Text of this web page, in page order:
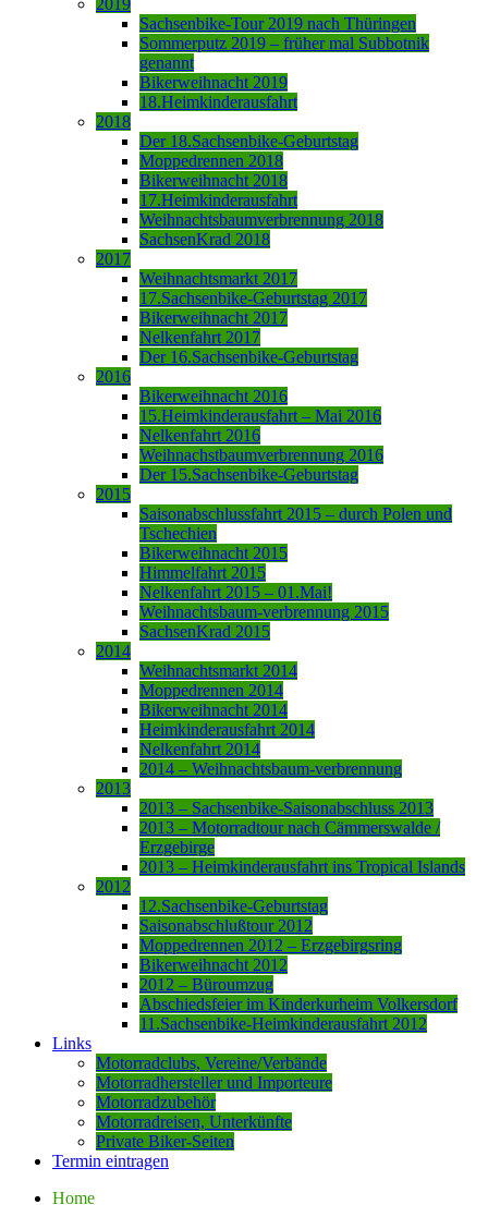
Sachsenbike-Tour 2019 nach Thüringen
Sommerputz 2019 – früher mal Subbotnik
genannt
Bikerweihnacht 2019
18.Heimkinderausfahrt
2018
Der 18.Sachsenbike-Geburtstag
Moppedrennen 2018
Bikerweihnacht 2018
17.Heimkinderausfahrt
Weihnachtsbaumverbrennung 2018
SachsenKrad 2018
2017
Weihnachtsmarkt 2017
17.Sachsenbike-Geburtstag 2017
Bikerweihnacht 2017
Nelkenfahrt 2017
Der 16.Sachsenbike-Geburtstag
2016
Bikerweihnacht 2016
15.Heimkinderausfahrt – Mai 2016
Nelkenfahrt 2016
Weihnachstbaumverbrennung 2016
Der 15.Sachsenbike-Geburtstag
2015
Saisonabschlussfahrt 2015 – durch Polen und
Tschechien
Bikerweihnacht 2015
Himmelfahrt 2015
Nelkenfahrt 2015 – 01.Mai!
Weihnachtsbaum-verbrennung 2015
SachsenKrad 2015
2014
Weihnachtsmarkt 2014
Moppedrennen 2014
Bikerweihnacht 2014
Heimkinderausfahrt 2014
Nelkenfahrt 2014
2014 – Weihnachtsbaum-verbrennung
2013
2013 – Sachsenbike-Saisonabschluss 2013
2013 – Motorradtour nach Cämmerswalde /
Erzgebirge
2013 – Heimkinderausfahrt ins Tropical Islands
2012
12.Sachsenbike-Geburtstag
Saisonabschlußtour 2012
Moppedrennen 2012 – Erzgebirgsring
Bikerweihnacht 2012
2012 – Büroumzug
Abschiedsfeier im Kinderkurheim Volkersdorf
11.Sachsenbike-Heimkinderausfahrt 2012
Links
Motorradclubs, Vereine/Verbände
Motorradhersteller und Importeure
Motorradzubehör
Motorradreisen, Unterkünfte
Private Biker-Seiten
Termin eintragen
Home